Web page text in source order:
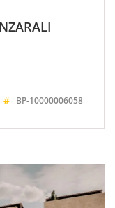
# BP-10000006058